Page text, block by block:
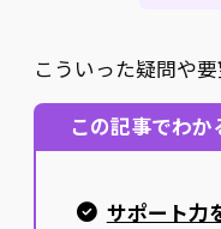
こういった疑問や要
この記事でわか
サポート力